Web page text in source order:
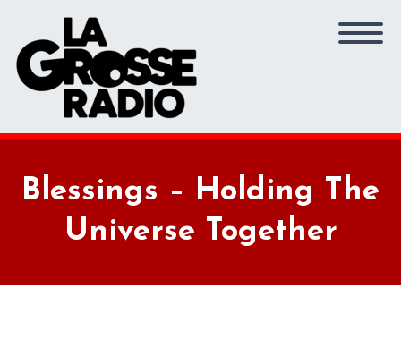
Blessings – Holding The
Universe Together